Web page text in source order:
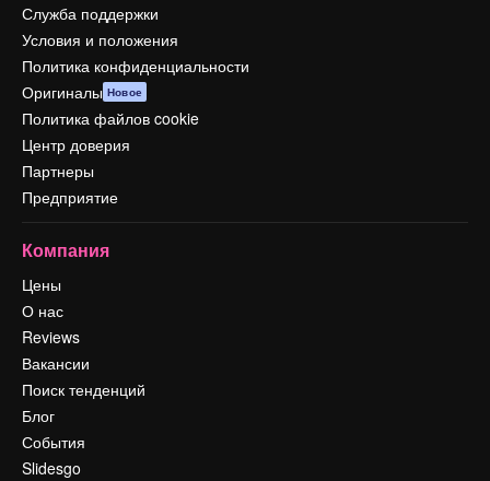
Служба поддержки
Условия и положения
Политика конфиденциальности
Оригиналы Новое
Политика файлов cookie
Центр доверия
Партнеры
Предприятие
Компания
Цены
О нас
Reviews
Вакансии
Поиск тенденций
Блог
События
Slidesgo